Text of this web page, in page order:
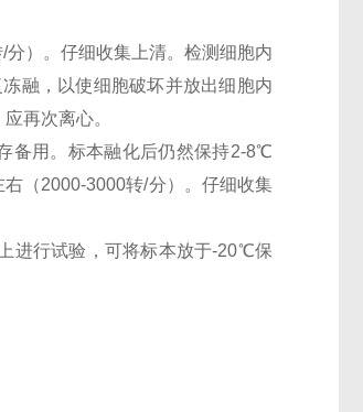
）。仔细收集上清。检测细胞内
融，以使细胞破坏并放出细胞内
再次离心。
备用。标本融化后仍然保持2-8℃
（2000-3000转/分）。仔细收集
进行试验，可将标本放于-20℃保